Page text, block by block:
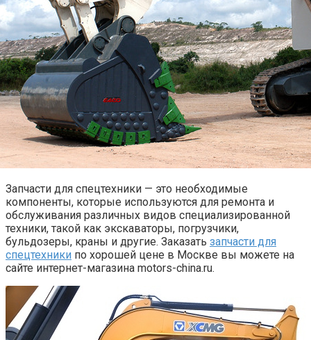
Запчасти для спецтехники — это необходимые
компоненты, которые используются для ремонта и
обслуживания различных видов специализированной
техники, такой как экскаваторы, погрузчики,
бульдозеры, краны и другие. Заказать запчасти для
спецтехники по хорошей цене в Москве вы можете на
сайте интернет-магазина motors-china.ru.